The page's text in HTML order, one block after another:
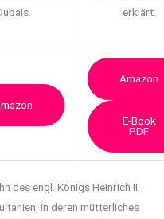
erklärt.
Amazon
E-Book
PDF
des engl. Königs Heinrich II.
in deren mütterliches